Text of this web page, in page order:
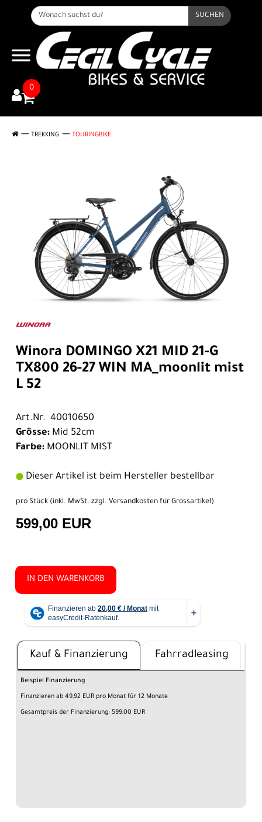
SUCHEN
0
TREKKING TOURINGBIKE
Winora DOMINGO X21 MID 21-G
TX800 26-27 WIN MA_moonlit mist
L 52
Art.Nr. 40010650
Grösse: Mid 52cm
Farbe: MOONLIT MIST
Dieser Artikel ist beim Hersteller bestellbar
pro Stück (inkl. MwSt. zzgl. Versandkosten für Grossartikel)
599,00 EUR
IN DEN WARENKORB
Kauf & Finanzierung Fahrradleasing
Beispiel Finanzierung
Finanzieren ab 49,92 EUR pro Monat für 12 Monate
Gesamtpreis der Finanzierung: 599,00 EUR